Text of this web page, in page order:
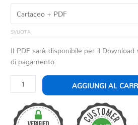
SVUOTA
Il PDF sarà disponibile per il
di pagamento.
CONCERTO
IN
Min.
AGGIUNGI AL